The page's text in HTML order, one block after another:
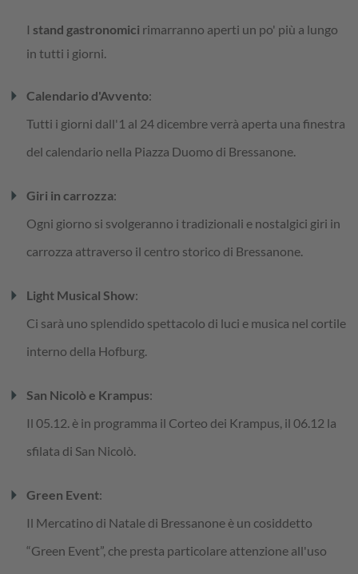
I stand gastronomici rimarranno aperti un po' più a lungo
in tutti i giorni.
arrow_right Calendario d'Avvento:
Tutti i giorni dall'1 al 24 dicembre verrà aperta una finestra
del calendario nella Piazza Duomo di Bressanone.
arrow_right Giri in carrozza:
Ogni giorno si svolgeranno i tradizionali e nostalgici giri in
carrozza attraverso il centro storico di Bressanone.
arrow_right Light Musical Show:
Ci sarà uno splendido spettacolo di luci e musica nel cortile
interno della Hofburg.
arrow_right San Nicolò e Krampus:
Il 05.12. è in programma il Corteo dei Krampus, il 06.12 la
sfilata di San Nicolò.
arrow_right Green Event:
Il Mercatino di Natale di Bressanone è un cosiddetto
“Green Event”, che presta particolare attenzione all'uso